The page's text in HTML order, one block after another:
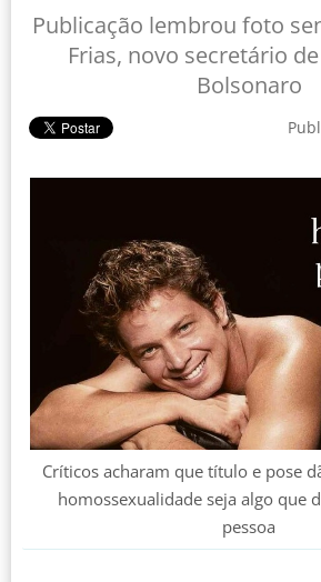
Publicação lembrou foto
Frias, novo secretário
Bolsonaro
Críticos acharam que título e pose
homossexualidade seja algo que
pessoa